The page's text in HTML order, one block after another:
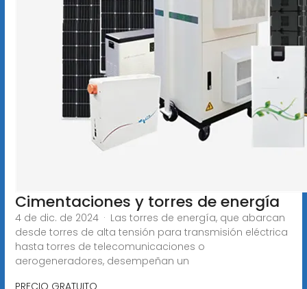
Cimentaciones y torres de energía
4 de dic. de 2024 · Las torres de energía, que abarcan
desde torres de alta tensión para transmisión eléctrica
hasta torres de telecomunicaciones o
aerogeneradores, desempeñan un
PRECIO GRATUITO